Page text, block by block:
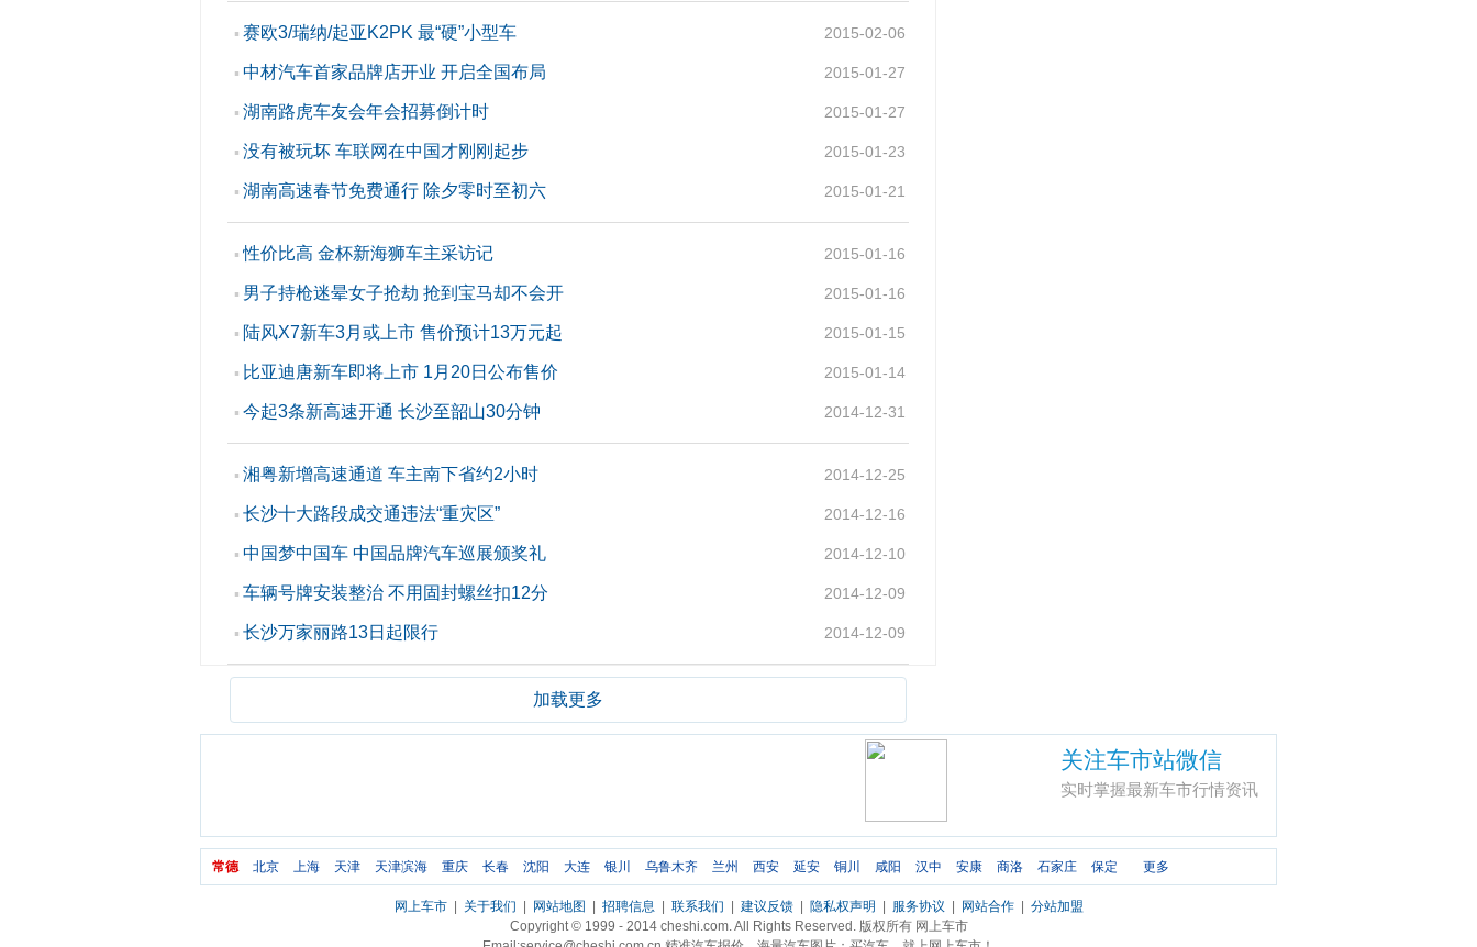
2015-02-06
▪ 赛欧3/瑞纳/起亚K2PK 最“硬”小型车
2015-01-27
▪ 中材汽车首家品牌店开业 开启全国布局
2015-01-27
▪ 湖南路虎车友会年会招募倒计时
2015-01-23
▪ 没有被玩坏 车联网在中国才刚刚起步
2015-01-21
▪ 湖南高速春节免费通行 除夕零时至初六
2015-01-16
▪ 性价比高 金杯新海狮车主采访记
2015-01-16
▪ 男子持枪迷晕女子抢劫 抢到宝马却不会开
2015-01-15
▪ 陆风X7新车3月或上市 售价预计13万元起
2015-01-14
▪ 比亚迪唐新车即将上市 1月20日公布售价
2014-12-31
▪ 今起3条新高速开通 长沙至韶山30分钟
2014-12-25
▪ 湘粤新增高速通道 车主南下省约2小时
2014-12-16
▪ 长沙十大路段成交通违法“重灾区”
2014-12-10
▪ 中国梦中国车 中国品牌汽车巡展颁奖礼
2014-12-09
▪ 车辆号牌安装整治 不用固封螺丝扣12分
2014-12-09
▪ 长沙万家丽路13日起限行
加载更多
关注车市站微信
实时掌握最新车市行情资讯
常德 北京 上海 天津 天津滨海 重庆 长春 沈阳 大连 银川 乌鲁木齐 兰州 西安 延安 铜川 咸阳 汉中 安康 商洛 石家庄 保定 更多
网上车市| 关于我们 网站地图 招聘信息 联系我们 建议反馈| 隐私权声明 服务协议 网站合作| 分站加盟
Copyright © 1999 - 2014 cheshi.com. All Rights Reserved. 版权所有 网上车市